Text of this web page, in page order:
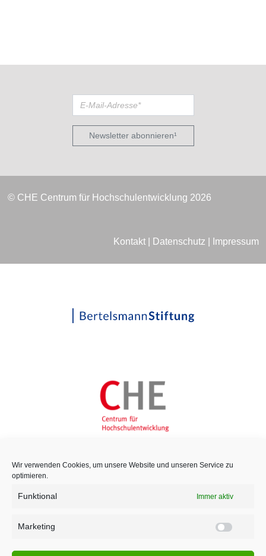
Wir verwenden Cookies, um unsere Website und unseren Service zu
optimieren.
Funktional Immer aktiv
Marketing
Newsletter abonnieren¹
© CHE Centrum für Hochschulentwicklung 2026
Kontakt| Datenschutz Impressum